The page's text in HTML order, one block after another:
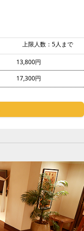
上限人数：5人まで
13,800円
17,300円